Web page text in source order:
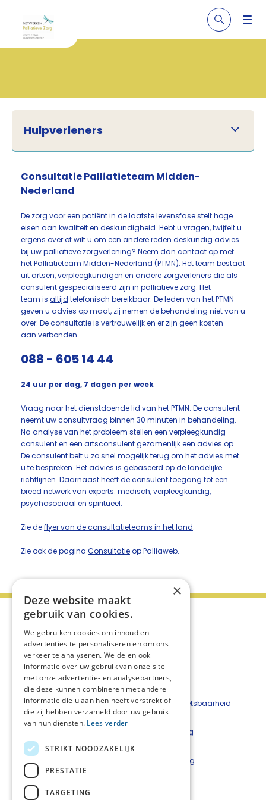
Hulpverleners
Consultatie Palliatieteam Midden-
Nederland
De zorg voor een patiënt in de laatste levensfase stelt hoge
eisen aan kwaliteit en deskundigheid. Hebt u vragen, twijfelt u
ergens over of wilt u om een andere reden deskundig advies
bij uw palliatieve zorgverlening? Neem dan contact op met
het Palliatieteam Midden-Nederland (PTMN). Het team bestaat
uit artsen, verpleegkundigen en andere zorgverleners die als
consulent gespecialiseerd zijn in palliatieve zorg. Het
team is altijd telefonisch bereikbaar. De leden van het PTMN
geven u advies op maat, zij nemen de behandeling niet van u
over. De consultatie is vertrouwelijk en er zijn geen kosten
aan verbonden.
088 - 605 14 44
24 uur per dag, 7 dagen per week
Vraag naar het dienstdoende lid van het PTMN. De consulent
neemt uw consultvraag binnen 30 minuten in behandeling.
Na analyse van het probleem stellen een verpleegkundig
consulent en een artsconsulent gezamenlijk een advies op.
De consulent belt u zo snel mogelijk terug om het advies met
u te bespreken. Het advies is gebaseerd op de landelijke
richtlijnen. Daarnaast heeft de consulent toegang tot een
breed netwerk van experts: medisch, verpleegkundig,
psychosociaal en spiritueel.
Zie deflyer van de consultatieteams in het land.
Zie ook de pagina Consultatieop Palliaweb.
Beveiligingskwetsbaarheid
melden
Cookieverklaring
Disclaimer
Privacyverklaring
Netwerkcoördinatoren
×
Deze website maakt
gebruik van cookies.
We gebruiken cookies om inhoud en
advertenties te personaliseren en om ons
verkeer te analyseren. We delen ook
informatie over uw gebruik van onze site
met onze advertentie- en analysepartners,
die deze kunnen combineren met andere
informatie die u aan hen heeft verstrekt of
die zij hebben verzameld door uw gebruik
van hun diensten. Lees verder
STRIKT NOODZAKELIJK
PRESTATIE
TARGETING